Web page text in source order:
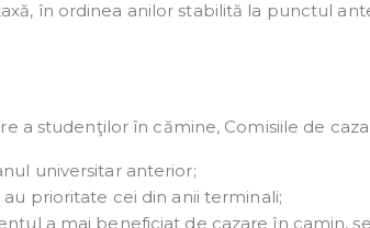
în ordinea anilor stabilită la punctul
a studenţilor în cămine, Comisiile de
universitar anterior;
au prioritate cei din anii terminali;
a mai beneficiat de cazare în camin,